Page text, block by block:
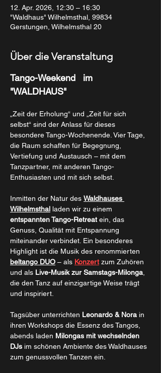
12. Apr. 2026, 12:30 – 16:30
"Waldhaus" Wilhelmsthal, 99834
Gerstungen, Wilhelmsthal 20
Über die Veranstaltung
Tango-Weekend   im
"WALDHAUS"
„Zeit der Erholung“ und „Zeit für sich
selbst“ sind der Anlass für dieses
besondere Tango-Wochenende. Vier Tage,
die Raum schaffen für Begegnung,
Vertiefung und Austausch – mit dem
Tanzpartner, mit anderen Tango-
Enthusiasten und mit sich selbst.
Inmitten der Natur des Waldhauses
Wilhelmsthal laden wir zu einem
entspannten Tango-Retreat ein, das
Genuss, Qualität mit Entspannung
miteinander verbindet. Ein besonderes
Highlight ist die Musik des renommierten
beltango DUO – als Konzert zum Zuhören
und als Live-Musik zur Samstags-Milonga
die den Tanz auf einzigartige Weise trägt
und inspiriert.
Tagsüber unterrichten Leonardo & Nora in
ihren Workshops die Essenz des Tangos,
abends laden Milongas mit wechselnden
DJs im schönen Ambiente des Waldhauses
zum genussvollen Tanzen ein.